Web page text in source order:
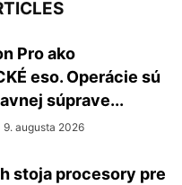
Pro ako
eso. Operácie sú
súprave...
9. augusta 2026
stoja procesory pre